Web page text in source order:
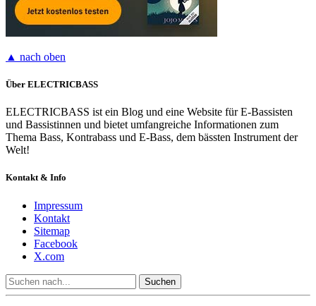
▲ nach oben
Über ELECTRICBASS
ELECTRICBASS ist ein Blog und eine Website für E-Bassisten
und Bassistinnen und bietet umfangreiche Informationen zum
Thema Bass, Kontrabass und E-Bass, dem bässten Instrument der
Welt!
Kontakt & Info
Impressum
Kontakt
Sitemap
Facebook
X.com